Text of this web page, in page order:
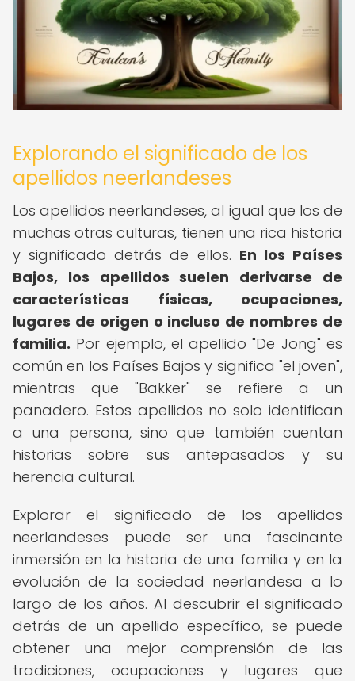
Explorando el significado de los
apellidos neerlandeses
Los apellidos neerlandeses, al igual que los de
muchas otras culturas, tienen una rica historia
y significado detrás de ellos. En los Países
Bajos, los apellidos suelen derivarse de
características físicas, ocupaciones,
lugares de origen o incluso de nombres de
familia. Por ejemplo, el apellido "De Jong" es
común en los Países Bajos y significa "el joven",
mientras que "Bakker" se refiere a un
panadero. Estos apellidos no solo identifican
a una persona, sino que también cuentan
historias sobre sus antepasados y su
herencia cultural.
Explorar el significado de los apellidos
neerlandeses puede ser una fascinante
inmersión en la historia de una familia y en la
evolución de la sociedad neerlandesa a lo
largo de los años. Al descubrir el significado
detrás de un apellido específico, se puede
obtener una mejor comprensión de las
tradiciones, ocupaciones y lugares que